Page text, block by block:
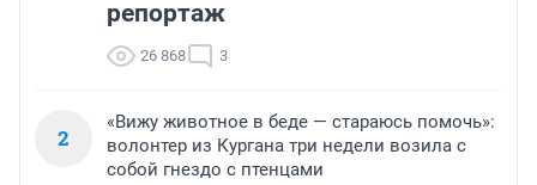
репортаж
26 868 3
2
«Вижу животное в беде — стараюсь помочь»:
волонтер из Кургана три недели возила с
собой гнездо с птенцами